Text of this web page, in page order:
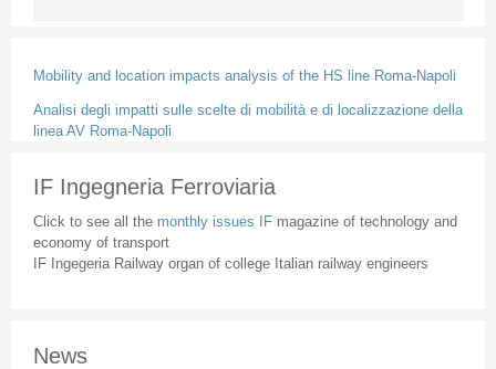
Mobility and location impacts analysis of the HS line Roma-Napoli
Analisi degli impatti sulle scelte di mobilità e di localizzazione della
linea AV Roma-Napoli
IF Ingegneria Ferroviaria
Click to see all the monthly issues IF magazine of technology and
economy of transport
IF Ingegeria Railway organ of college Italian railway engineers
News